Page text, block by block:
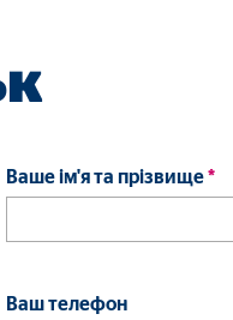
Ваше ім'я та прізвище*
Ваш телефон